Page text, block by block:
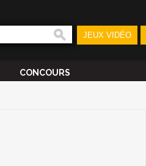
JEUX VIDÉO
CONCOURS